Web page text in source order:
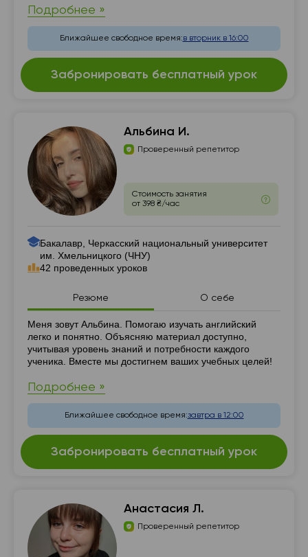
Подробнее »
Ближайшее свободное время:в вторник в 16:00
Забронировать бесплатный урок
Альбина И.
Проверенный репетитор
Стоимость занятия
от 398 ₴/час
Бакалавр, Черкасский национальный университет
им. Хмельницкого (ЧНУ)
42 проведенных уроков
Резюме О себе
Резюме
Меня зовут Альбина. Помогаю изучать английский
легко и понятно. Объясняю материал доступно,
учитывая уровень знаний и потребности каждого
ученика. Вместе мы достигнем ваших учебных целей!
Подробнее »
Ближайшее свободное время:завтра в 12:00
Забронировать бесплатный урок
Анастасия Л.
Проверенный репетитор